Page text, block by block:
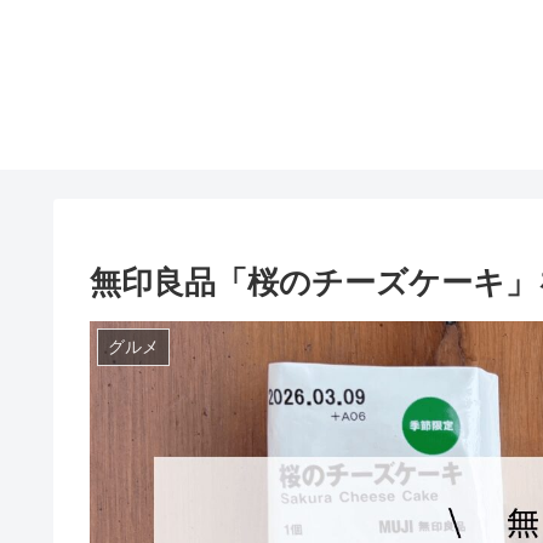
無印良品「桜のチーズケーキ
グルメ